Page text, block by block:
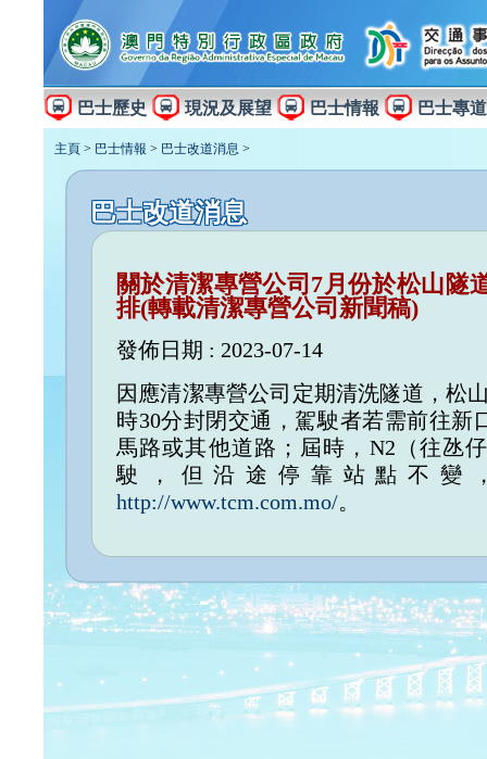
巴士歷史 現況及展望 巴士情報 巴士專道
主頁 > 巴士情報 > 巴士改道消息 >
巴士改道消息
關於清潔專營公司7月份於松山隧
排(轉載清潔專營公司新聞稿)
發佈日期 : 2023-07-14
因應清潔專營公司定期清洗隧道，松
時30分封閉交通，駕駛者若需前往新
馬路或其他道路；屆時，N2（往氹
駛，但沿途停靠站點不變
http://www.tcm.com.mo/。